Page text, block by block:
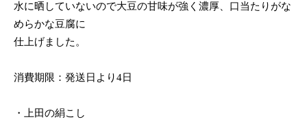
水に晒していないので大豆の甘味が強く濃厚、口当たりがな
めらかな豆腐に
仕上げました。
消費期限：発送日より4日
・上田の絹こし